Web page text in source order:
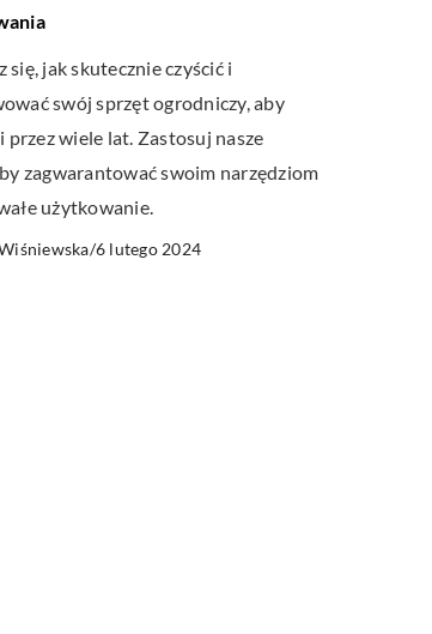
się, jak skutecznie czyścić i
swój sprzęt ogrodniczy, aby
przez wiele lat. Zastosuj nasze
zagwarantować swoim narzędziom
użytkowanie.
/6 lutego 2024